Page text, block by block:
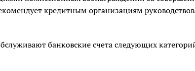
кредитным организациям
банковские счета следующих